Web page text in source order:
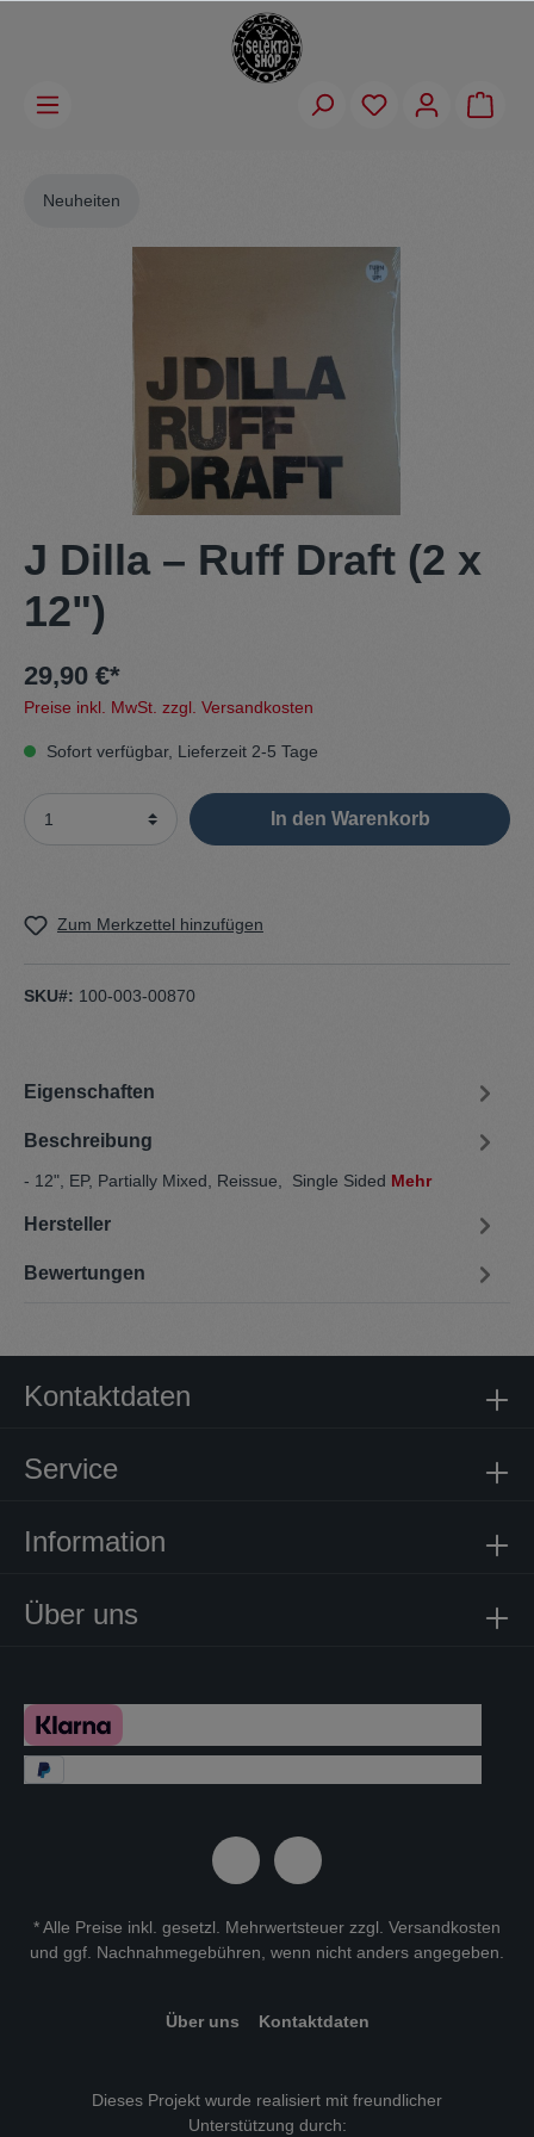
Neuheiten
J Dilla – Ruff Draft (2 x
12")
29,90 €*
Preise inkl. MwSt. zzgl. Versandkosten
Sofort verfügbar, Lieferzeit 2-5 Tage
In den Warenkorb
Zum Merkzettel hinzufügen
SKU#: 100-003-00870
Eigenschaften
Beschreibung
- 12", EP, Partially Mixed, Reissue, Single Sided Mehr
Hersteller
Bewertungen
Über uns
Kontaktdaten
Service
Information
* Alle Preise inkl. gesetzl. Mehrwertsteuer zzgl. Versandkosten
und ggf. Nachnahmegebühren, wenn nicht anders angegeben.
Über uns Kontaktdaten
Dieses Projekt wurde realisiert mit freundlicher
Unterstützung durch: